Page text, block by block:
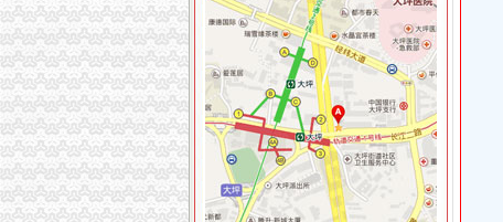
重庆国洪体育设施有限公司
重庆星竣贸易有限责任公司 渝中100万 （进出口
重庆海谛升进出口贸易有限公司 渝北100万 （进
重庆奕欣锦诚商贸有限公司 渝九50万 （工商注册
重庆信同广告有限公司 渝沙50万 （工商注册）
重庆三虹房地产营销策划有限公司
重庆宝鹰汽车销售有限公司
工商动态
开县局“六清”帅博财务公司要求狠抓监管基础工作
南岸局重庆代账公司政务信息引起南岸区人大高
市局荣获“解放思想、扩大开放”帅博工商大讨论
沙坪坝局“实、严、精”重庆代账公司开展基层信
武隆局加“十.一”重庆帅博信息技术有限公司期间
长寿局重庆帅博代理记账有限公司保护奥林匹克
国家工商总局帅博代账公司基层规范化建设调研
九龙坡局帅博代账公司招商与扶持并重支持区域